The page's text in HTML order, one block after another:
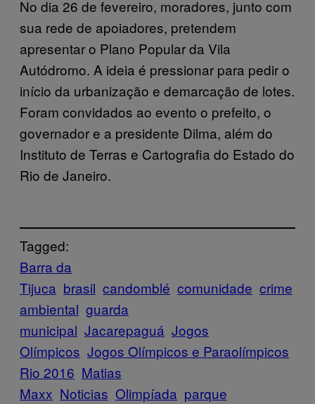
No dia 26 de fevereiro, moradores, junto com
sua rede de apoiadores, pretendem
apresentar o Plano Popular da Vila
Autódromo. A ideia é pressionar para pedir o
início da urbanização e demarcação de lotes.
Foram convidados ao evento o prefeito, o
governador e a presidente Dilma, além do
Instituto de Terras e Cartografia do Estado do
Rio de Janeiro.
Tagged:
Barra da
Tijuca brasil candomblé comunidade crime
ambiental guarda
municipal Jacarepaguá Jogos
Olímpicos Jogos Olímpicos e Paraolímpicos
Rio 2016 Matias
Maxx Noticias Olimpíada parque